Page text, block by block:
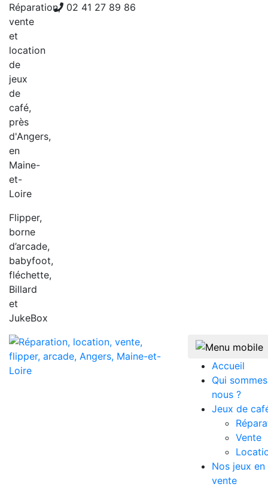
Réparation,
vente
et
location
de
jeux
de
café,
près
d'Angers,
en
Maine-
et-
Loire
02 41 27 89 86
Flipper,
borne
d’arcade,
babyfoot,
fléchette,
Billard
et
JukeBox
Accueil
Qui
nous ?
Jeux de
Vente
Nos jeux en
vente